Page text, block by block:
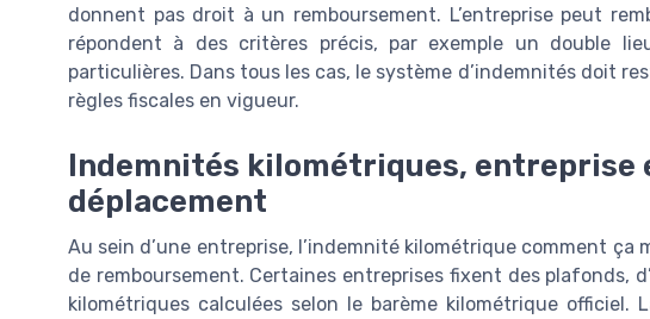
donnent pas droit à un remboursement. L’entreprise peut
répondent à des critères précis, par exemple un double
particulières. Dans tous les cas, le système d’indemnités doit
règles fiscales en vigueur.
Indemnités kilométriques, entreprise
déplacement
Au sein d’une entreprise, l’indemnité kilométrique comment
de remboursement. Certaines entreprises fixent des plafonds,
kilométriques calculées selon le barème kilométrique